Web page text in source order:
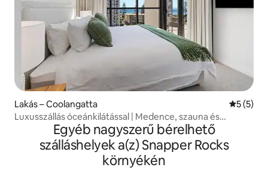
Lakás – Coolangatta Átlagos
5 (5)
Luxusszállás óceánkilátással | Medence, szauna és
edzőteremEgyéb nagyszerű bérelhető
szálláshelyek a(z) Snapper Rocks
környékén